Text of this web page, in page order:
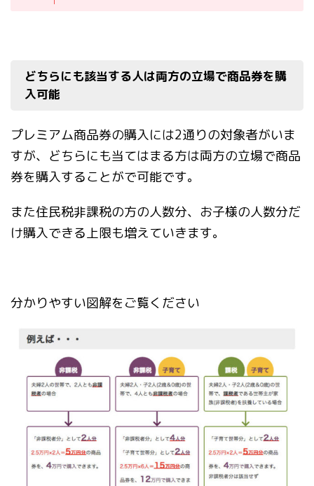
どちらにも該当する人は両方の立場で商品券を購
入可能
プレミアム商品券の購入には2通りの対象者がいま
すが、どちらにも当てはまる方は両方の立場で商品
券を購入することがで可能です。
また住民税非課税の方の人数分、お子様の人数分だ
け購入できる上限も増えていきます。
分かりやすい図解をご覧ください